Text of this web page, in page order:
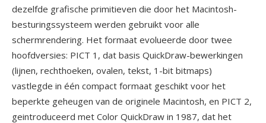
dezelfde grafische primitieven die door het Macintosh-
besturingssysteem werden gebruikt voor alle
schermrendering. Het formaat evolueerde door twee
hoofdversies: PICT 1, dat basis QuickDraw-bewerkingen
(lijnen, rechthoeken, ovalen, tekst, 1-bit bitmaps)
vastlegde in één compact formaat geschikt voor het
beperkte geheugen van de originele Macintosh, en PICT 2,
geintroduceerd met Color QuickDraw in 1987, dat het